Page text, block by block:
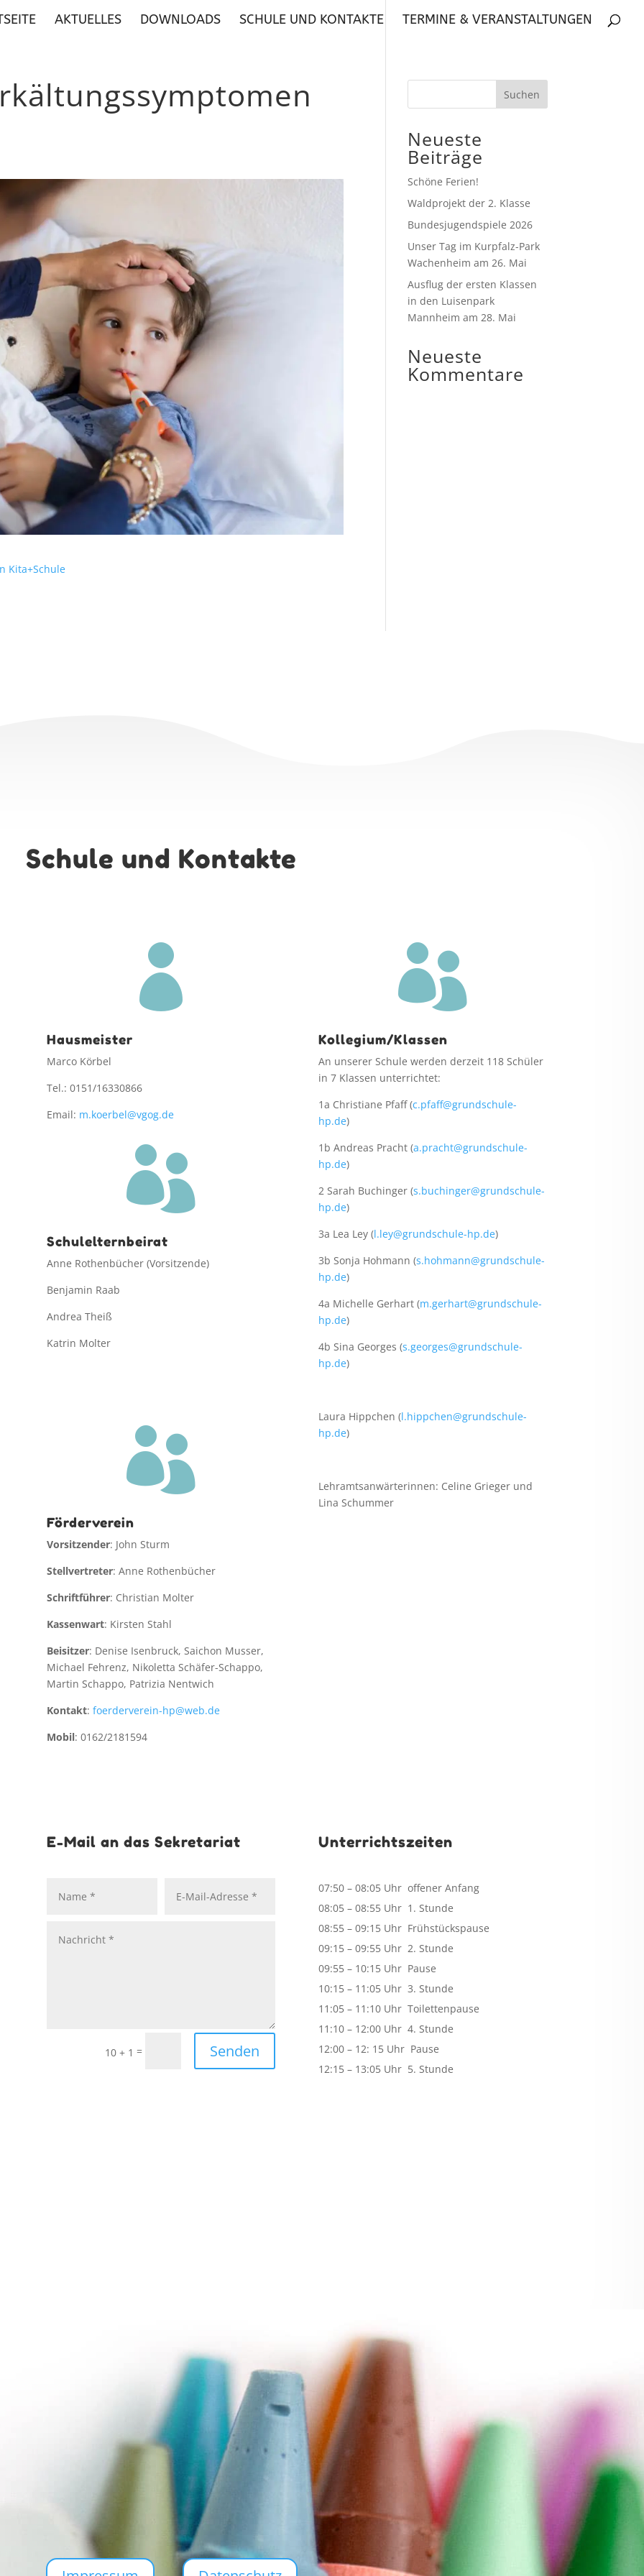
AKTUELLES DOWNLOADS SCHULE UND KONTAKTE TERMINE & VERANSTALTUNGEN
Kita+Schule
Neueste
Beiträge
Schöne Ferien!
Waldprojekt der 2. Klasse
Bundesjugendspiele 2026
Unser Tag im Kurpfalz-Park
Wachenheim am 26. Mai
Ausflug der ersten Klassen
in den Luisenpark
Mannheim am 28. Mai
Neueste
Kommentare
Schule und Kontakte

Hausmeister
Marco Körbel
Tel.: 0151/16330866
Email: m.koerbel@vgog.de

Schulelternbeirat
Anne Rothenbücher (Vorsitzende)
Benjamin Raab
Andrea Theiß
Katrin Molter

Förderverein
Vorsitzender: John Sturm
Stellvertreter: Anne Rothenbücher
Schriftführer: Christian Molter
Kassenwart: Kirsten Stahl
Beisitzer: Denise Isenbruck, Saichon Musser,
Michael Fehrenz, Nikoletta Schäfer-Schappo,
Martin Schappo, Patrizia Nentwich
Kontakt: foerderverein-hp@web.de
Mobil: 0162/2181594

Kollegium/Klassen
An unserer Schule werden derzeit 118 Schüler
in 7 Klassen unterrichtet:
1a Christiane Pfaff (c.pfaff@grundschule-
hp.de)
1b Andreas Pracht (a.pracht@grundschule-
hp.de)
2 Sarah Buchinger (s.buchinger@grundschule-
hp.de)
3a Lea Ley (l.ley@grundschule-hp.de)
3b Sonja Hohmann (s.hohmann@grundschule-
hp.de)
4a Michelle Gerhart (m.gerhart@grundschule-
hp.de)
4b Sina Georges (s.georges@grundschule-
hp.de)
Laura Hippchen (l.hippchen@grundschule-
hp.de)
Lehramtsanwärterinnen: Celine Grieger und
Lina Schummer
E-Mail an das Sekretariat
10 + 1 = Senden
Unterrichtszeiten
07:50 – 08:05 Uhr offener Anfang
08:05 – 08:55 Uhr 1. Stunde
08:55 – 09:15 Uhr Frühstückspause
09:15 – 09:55 Uhr 2. Stunde
09:55 – 10:15 Uhr Pause
10:15 – 11:05 Uhr 3. Stunde
11:05 – 11:10 Uhr Toilettenpause
11:10 – 12:00 Uhr 4. Stunde
12:00 – 12: 15 Uhr Pause
12:15 – 13:05 Uhr 5. Stunde